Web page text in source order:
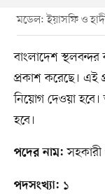
মডেল: ইয়াসফি ও
বাংলাদেশ
প্রকাশ করেছে। এই
নিয়োগ দেওয়া
হবে।
পদের নাম: সহকারী
পদসংখ্যা: ১